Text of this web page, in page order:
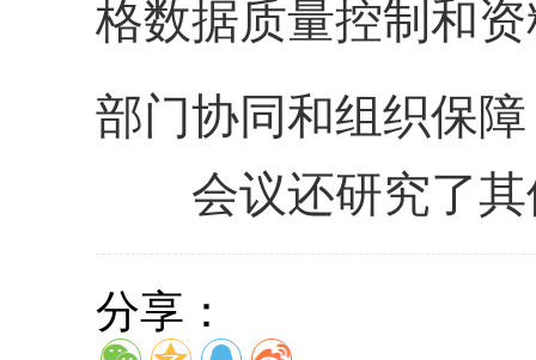
格数据质量控制和
部门协同和组织保
会议还研究了其
分享：